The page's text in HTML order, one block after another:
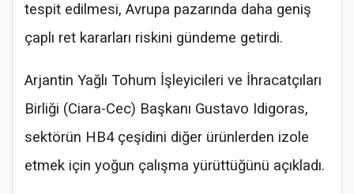
tespit edilmesi, Avrupa pazarında daha geniş
çaplı ret kararları riskini gündeme getirdi.
Arjantin Yağlı Tohum İşleyicileri ve İhracatçıları
Birliği (Ciara-Cec) Başkanı Gustavo Idigoras,
sektörün HB4 çeşidini diğer ürünlerden izole
etmek için yoğun çalışma yürüttüğünü açıkladı.